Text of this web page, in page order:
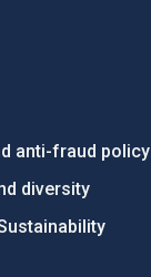
anti-fraud policy
diversity